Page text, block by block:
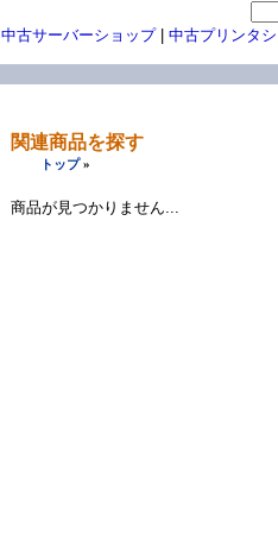
関連商品を探す
トップ»
商品が見つかりません...
中古サーバーショップ| 中古プリンタ